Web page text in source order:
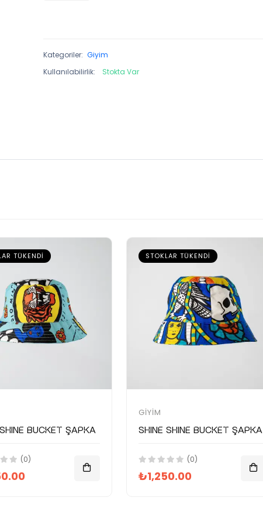
Kategoriler: Giyim
Kullanılabilirlik:
Stokta Var
TÜKENDI
SHINE Bucket Şapka
(0)
STOKLAR TÜKENDI
GIYIM
SHINE SHINE Bucket Şapka
(0)
₺1,250.00